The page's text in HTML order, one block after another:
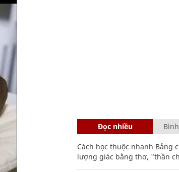
Đọc nhiều
Cách học thuộc nhanh Bảng
lượng giác bằng thơ, "thần